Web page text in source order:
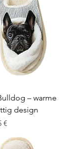
– warme
design
€